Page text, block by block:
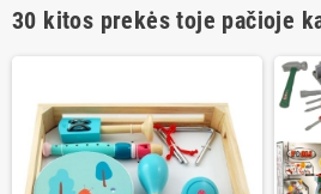
30 kitos prekės toje pačioje